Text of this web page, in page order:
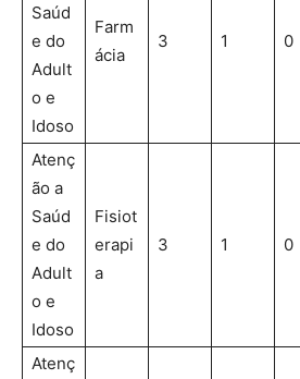
Saúd
e do
Adult
o e
Idoso
Farm
ácia
3 1 0
Atenç
ão a
Saúd
e do
Adult
o e
Idoso
Fisiot
erapi
a
3 1 0
Atenç